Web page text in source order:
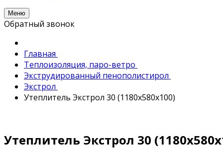
Меню
Обратный звонок
Главная
Теплоизоляция, паро-ветро
Экструдированный пенополистирол
Экстрол
Утеплитель Экстрол 30 (1180х580х100)
Утеплитель Экстрол 30